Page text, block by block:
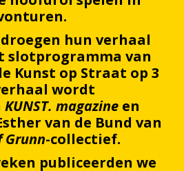
hun verhaal
slotprogramma van
Kunst op Straat op 3
wordt
KUNST. magazine en
van de Bund van
Grunn-collectief.
publiceerden we